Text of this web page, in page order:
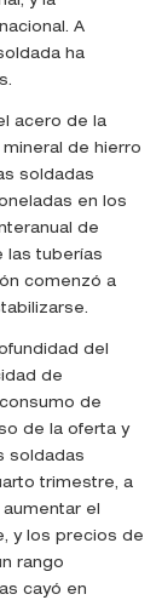
A
ha
acero de la
de hierro
soldadas
en los
de
las tuberías
comenzó a
del
de
de
de la oferta y
soldadas
trimestre, a
el
y los precios de
rango
cayó en